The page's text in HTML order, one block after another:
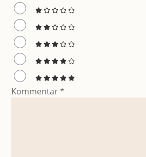
Kommentar*